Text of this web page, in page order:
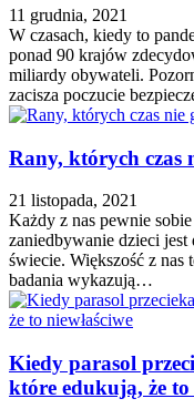
11 grudnia, 2021
W czasach, kiedy to
ponad 90 krajów
miliardy obywateli.
zacisza poczucie
Rany, których czas
21 listopada, 2021
Każdy z nas pewnie
zaniedbywanie dzieci jest
świecie. Większość z nas
badania wykazują…
Kiedy parasol
które edukują, że to